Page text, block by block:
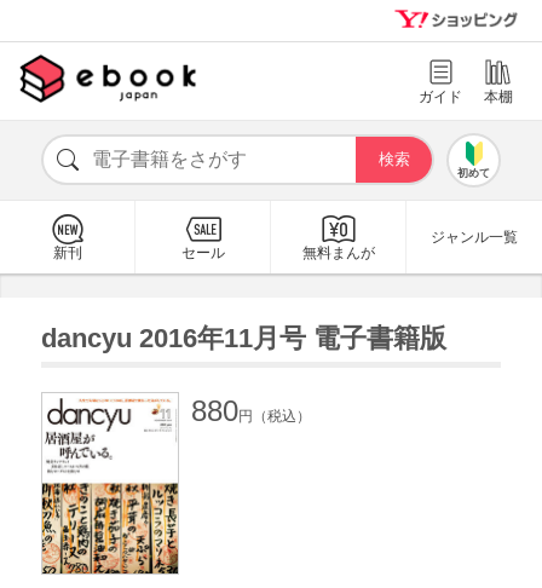
ガイド 本棚
初めて
新刊 セール 無料まんが
ジャンル一覧
dancyu 2016年11月号 電子書籍版
880円（税込）